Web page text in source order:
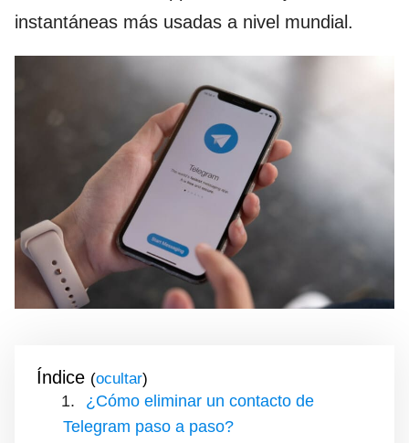
instantáneas más usadas a nivel mundial.
Índice ( )
¿Cómo eliminar un contacto de
Telegram paso a paso?